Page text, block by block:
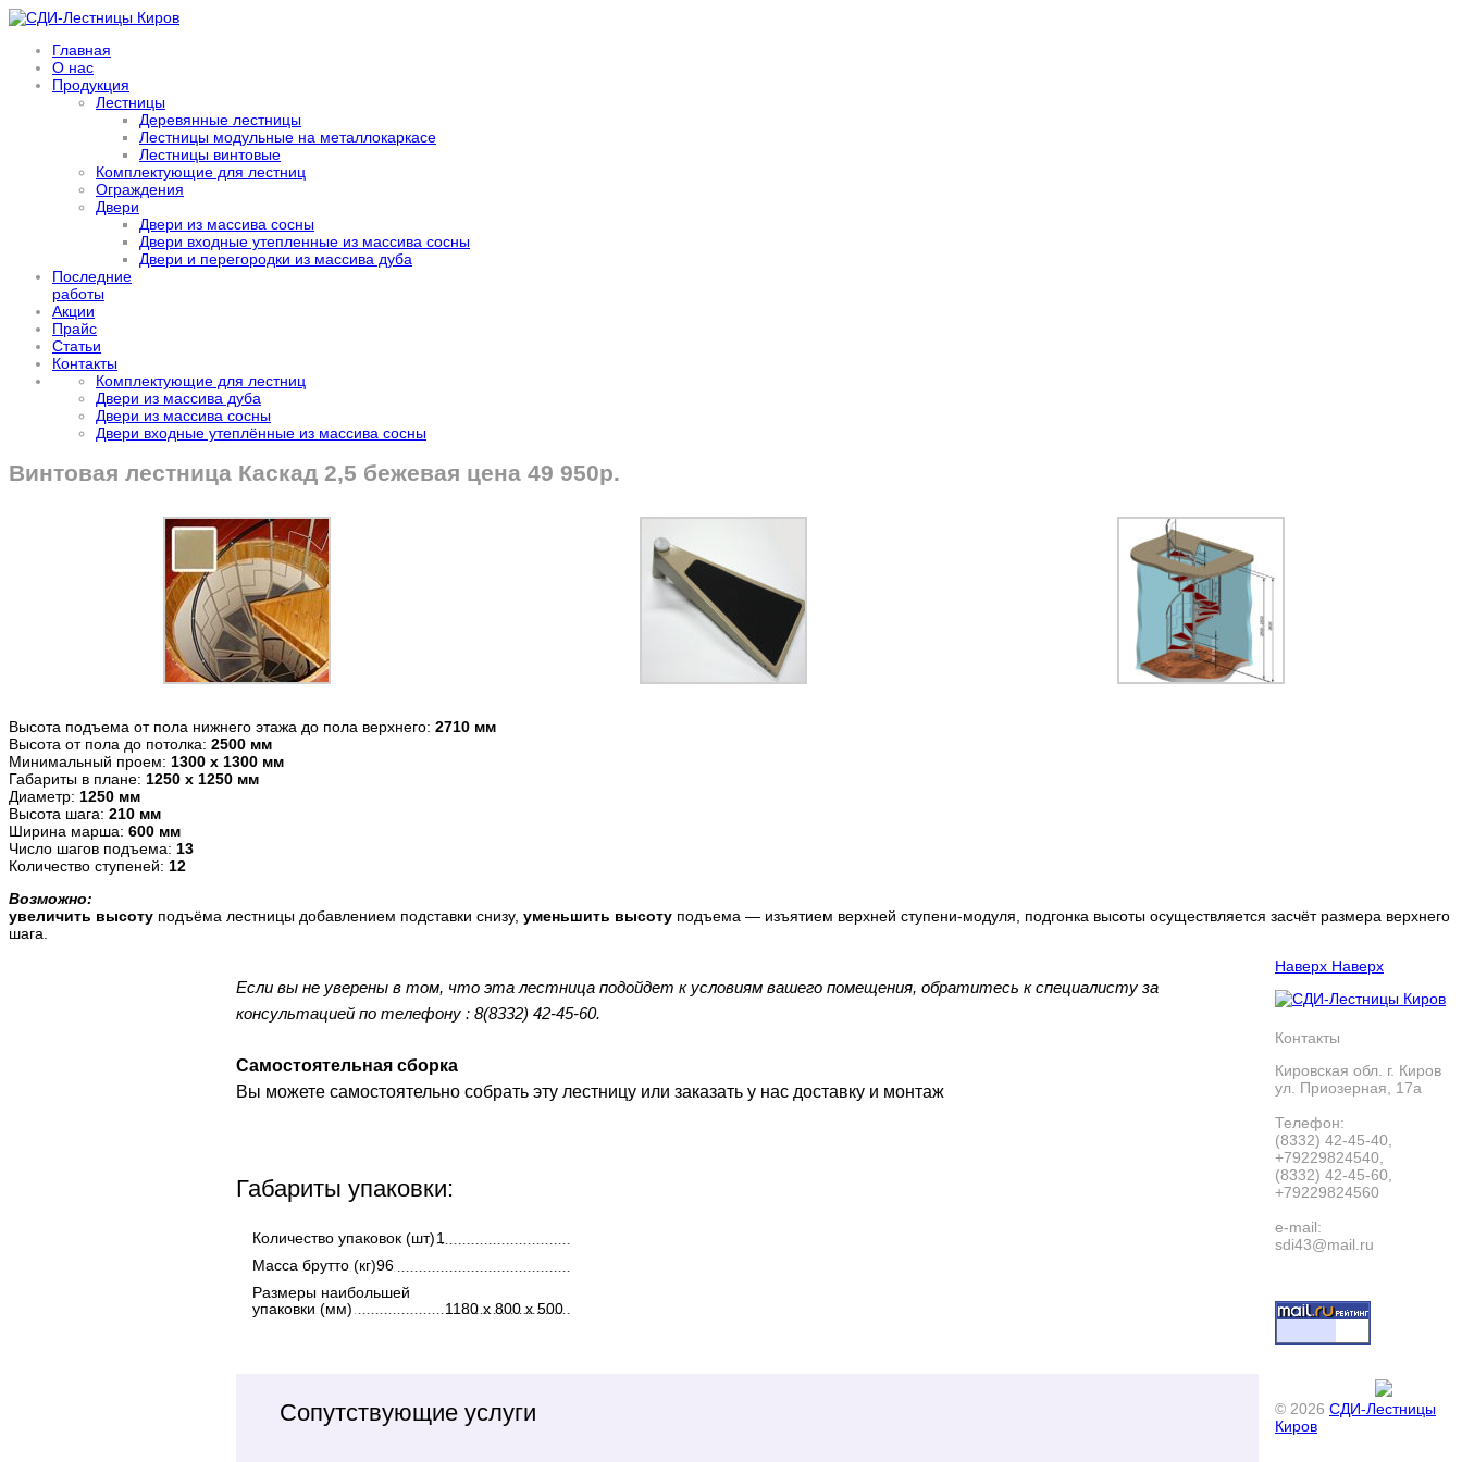
Главная
О нас
Продукция
Лестницы
Деревянные лестницы
Лестницы модульные на металлокаркасе
Лестницы винтовые
Комплектующие для лестниц
Ограждения
Двери
Двери из массива сосны
Двери входные утепленные из массива сосны
Двери и перегородки из массива дуба
Последние
работы
Акции
Прайс
Статьи
Контакты
Комплектующие для лестниц
Двери из массива дуба
Двери из массива сосны
Двери входные утеплённые из массива сосны
Винтовая лестница Каскад 2,5 бежевая цена 49 950р.
Высота подъема от пола нижнего этажа до пола верхнего: 2710 мм
Высота от пола до потолка: 2500 мм
Минимальный проем: 1300 х 1300 мм
Габариты в плане: 1250 х 1250 мм
Диаметр: 1250 мм
Высота шага: 210 мм
Ширина марша: 600 мм
Число шагов подъема: 13
Количество ступеней: 12
Возможно:
увеличить высоту подъёма лестницы добавлением подставки снизу, уменьшить высоту подъема — изъятием верхней ступени-модуля, подгонка высоты осуществляется засчёт размера верхнего
шага.
Если вы не уверены в том, что эта лестница подойдет к условиям вашего помещения, обратитесь к специалисту за
консультацией по телефону : 8(8332) 42-45-60.
Самостоятельная сборка
Вы можете самостоятельно собрать эту лестницу или заказать у нас доставку и монтаж
Габариты упаковки:
Количество упаковок (шт)1
Масса брутто (кг)96
Размеры наибольшей
упаковки (мм)
1180 х 800 х 500
Сопутствующие услуги
Наверх Наверх
Контакты
Кировская обл. г. Киров
ул. Приозерная, 17а
Телефон:
(8332) 42-45-40,
+79229824540,
(8332) 42-45-60,
+79229824560
e-mail:
sdi43@mail.ru
© 2026 СДИ-Лестницы
Киров